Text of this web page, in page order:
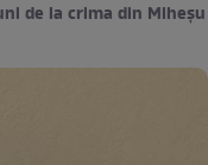
de la crima din Miheșu